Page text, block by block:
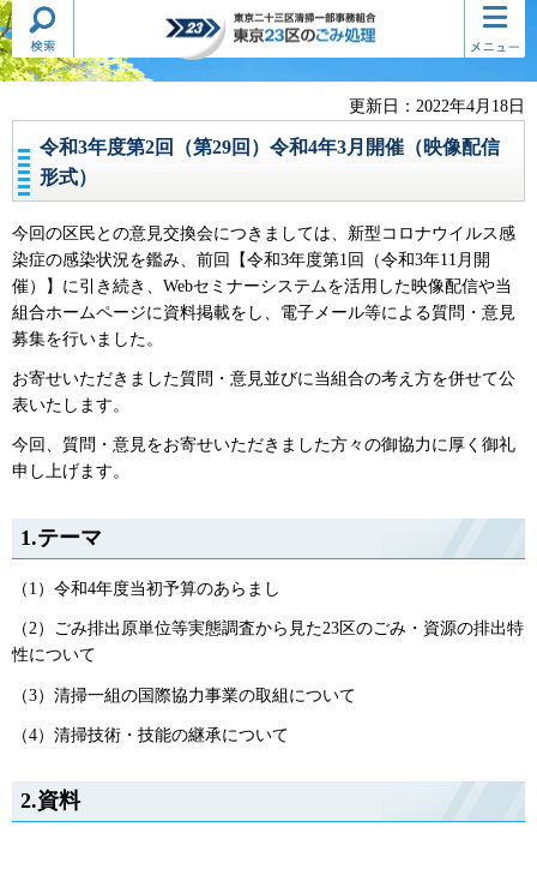
東京二十三区清掃一部事務組合
東京23区のごみ処理
検索・
共通メ
ニュー
コンテ
ンツメ
ニュー
更新日：2022年4月18日
令和3年度第2回（第29回）令和4年3月開催（映像配信
形式）
今回の区民との意見交換会につきましては、新型コロナウイルス感
染症の感染状況を鑑み、前回【令和3年度第1回（令和3年11月開
催）】に引き続き、Webセミナーシステムを活用した映像配信や当
組合ホームページに資料掲載をし、電子メール等による質問・意見
募集を行いました。
お寄せいただきました質問・意見並びに当組合の考え方を併せて公
表いたします。
今回、質問・意見をお寄せいただきました方々の御協力に厚く御礼
申し上げます。
1.テーマ
（1）令和4年度当初予算のあらまし
（2）ごみ排出原単位等実態調査から見た23区のごみ・資源の排出特
性について
（3）清掃一組の国際協力事業の取組について
（4）清掃技術・技能の継承について
2.資料